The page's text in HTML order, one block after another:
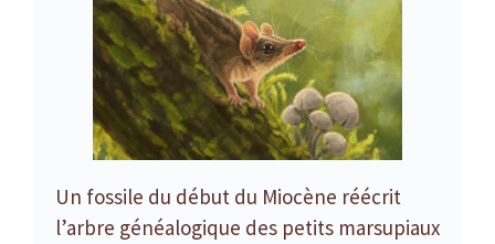
Un fossile du début du Miocène réécrit
l’arbre généalogique des petits marsupiaux